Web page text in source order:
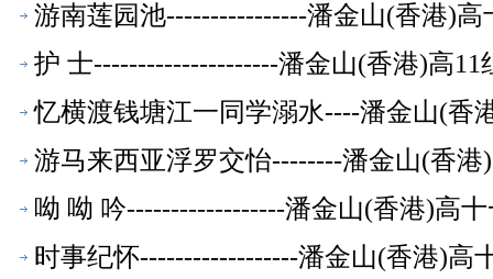
游南莲园池----------------潘金山(香港)
护 士---------------------潘金山(香港)高11
忆横渡钱塘江一同学溺水----潘金山(香
游马来西亚浮罗交怡--------潘金山(香
呦 呦 吟------------------潘金山(香港)高
时事纪怀------------------潘金山(香港)高